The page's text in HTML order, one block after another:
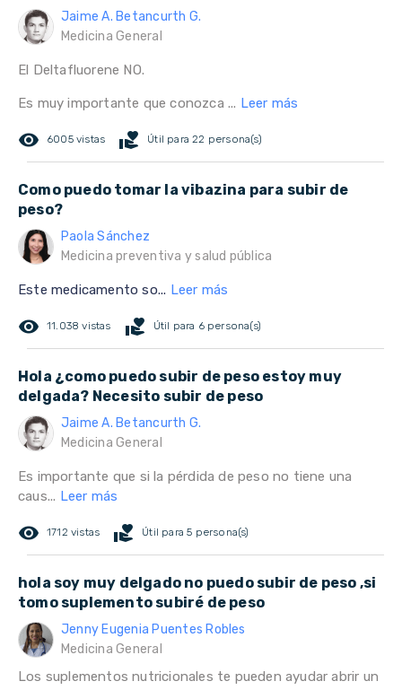
Jaime A. Betancurth G.
Medicina General
El Deltafluorene NO.
Es muy importante que conozca ... Leer más
remove_red_eye 6005 vistas volunteer_activism Útil para 22 persona(s)
Como puedo tomar la vibazina para subir de
peso?
Paola Sánchez
Medicina preventiva y salud pública
Este medicamento so... Leer más
remove_red_eye 11.038 vistas volunteer_activism Útil para 6 persona(s)
Hola ¿como puedo subir de peso estoy muy
delgada? Necesito subir de peso
Jaime A. Betancurth G.
Medicina General
Es importante que si la pérdida de peso no tiene una
caus... Leer más
remove_red_eye 1712 vistas volunteer_activism Útil para 5 persona(s)
hola soy muy delgado no puedo subir de peso ,si
tomo suplemento subiré de peso
Jenny Eugenia Puentes Robles
Medicina General
Los suplementos nutricionales te pueden ayudar abrir un